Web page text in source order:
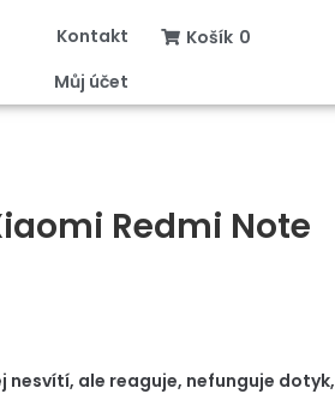
Kontakt
Můj účet
Košík 0
Redmi Note
nesvítí, ale reaguje, nefunguje dotyk,